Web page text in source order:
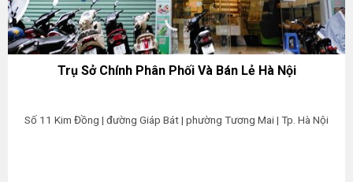
Trụ Sở Chính Phân Phối Và Bán Lẻ Hà Nội
Số 11 Kim Đồng | đường Giáp Bát | phường Tương Mai | Tp. Hà Nội